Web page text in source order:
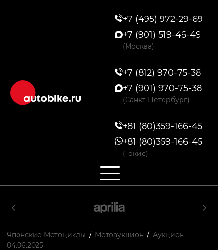
+7 (495) 972-29-69
+7 (901) 519-46-49
(Москва)
+7 (812) 970-75-38
+7 (901) 970-75-38
(Санкт-Петербург)
+81 (80)359-166-45
+81 (80)359-166-45
(Токио)
Японские Мотоциклы / Мотоаукцион / Аукцион
04.06.2025